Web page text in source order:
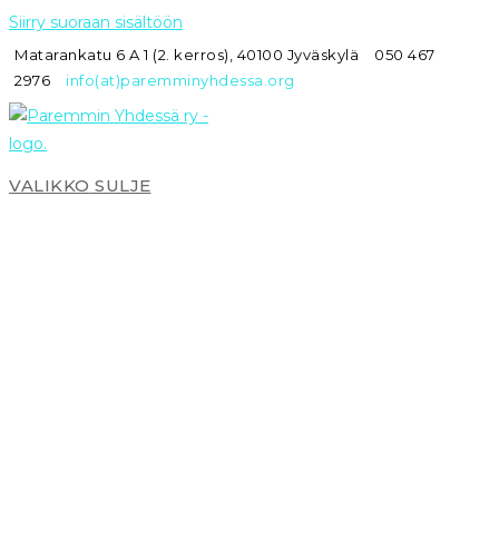
Siirry suoraan sisältöön
Matarankatu 6 A 1 (2. kerros), 40100 Jyväskylä
050 467
2976
info(at)paremminyhdessa.org
VALIKKO SULJE